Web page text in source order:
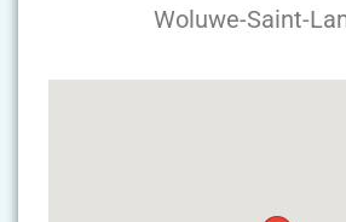
Woluwe-Saint-